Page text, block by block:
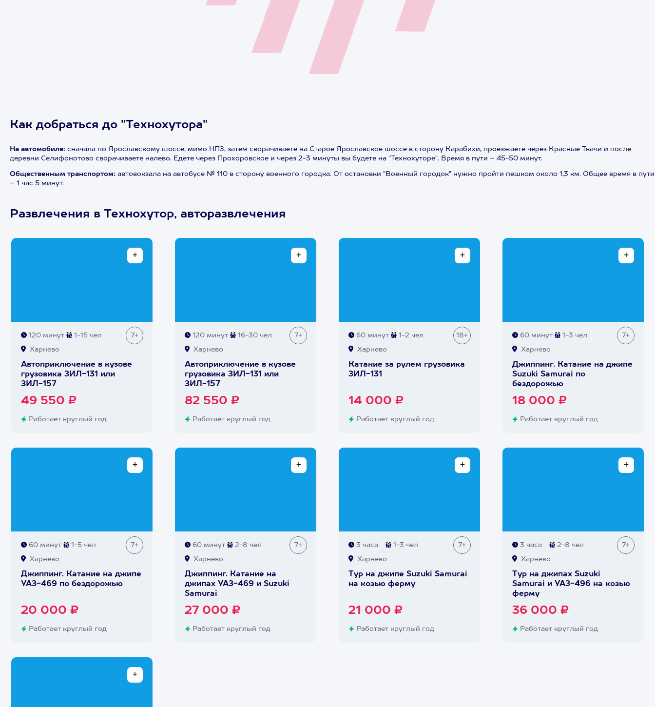
Как добраться до "Технохутора"
На автомобиле: сначала по Ярославскому шоссе, мимо НПЗ, затем сворачиваете на Старое Ярославское шоссе в сторону Карабихи, проезжаете через Красные Ткачи и после
деревни Селифонотово сворачиваете налево. Едете через Прохоровское и через 2-3 минуты вы будете на "Технохуторе". Время в пути – 45-50 минут.
Общественным транспортом: автовокзала на автобусе № 110 в сторону военного городка. От остановки "Военный городок" нужно пройти пешком около 1,3 км. Общее время в пути
– 1 час 5 минут.
Развлечения в Технохутор, авторазвлечения
120 минут 1-15 чел 7+
Харнево
Автоприключение в кузове
грузовика ЗИЛ-131 или
ЗИЛ-157
49 550 ₽
Работает круглый год
120 минут 16-30 чел 7+
Харнево
Автоприключение в кузове
грузовика ЗИЛ-131 или
ЗИЛ-157
82 550 ₽
Работает круглый год
60 минут 1-2 чел 18+
Харнево
Катание за рулем грузовика
ЗИЛ-131
14 000 ₽
Работает круглый год
60 минут 1-3 чел 7+
Харнево
Джиппинг. Катание на джипе
Suzuki Samurai по
бездорожью
18 000 ₽
Работает круглый год
60 минут 1-5 чел 7+
Харнево
Джиппинг. Катание на джипе
УАЗ-469 по бездорожью
20 000 ₽
Работает круглый год
60 минут 2-8 чел 7+
Харнево
Джиппинг. Катание на
джипах УАЗ-469 и Suzuki
Samurai
27 000 ₽
Работает круглый год
3 часа 1-3 чел 7+
Харнево
Тур на джипе Suzuki Samurai
на козью ферму
21 000 ₽
Работает круглый год
3 часа 2-8 чел 7+
Харнево
Тур на джипах Suzuki
Samurai и УАЗ-496 на козью
ферму
36 000 ₽
Работает круглый год